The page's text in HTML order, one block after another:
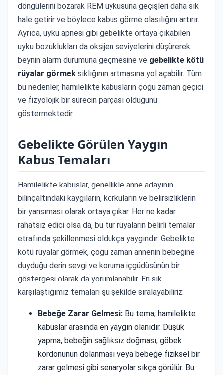
döngülerini bozarak REM uykusuna geçişleri daha sık
hale getirir ve böylece kabus görme olasılığını artırır.
Ayrıca, uyku apnesi gibi gebelikte ortaya çıkabilen
uyku bozuklukları da oksijen seviyelerini düşürerek
beynin alarm durumuna geçmesine ve gebelikte kötü
rüyalar görmek sıklığının artmasına yol açabilir. Tüm
bu nedenler, hamilelikte kabusların çoğu zaman geçici
ve fizyolojik bir sürecin parçası olduğunu
göstermektedir.
Gebelikte Görülen Yaygın
Kabus Temaları
Hamilelikte kabuslar, genellikle anne adayının
bilinçaltındaki kaygıların, korkuların ve belirsizliklerin
bir yansıması olarak ortaya çıkar. Her ne kadar
rahatsız edici olsa da, bu tür rüyaların belirli temalar
etrafında şekillenmesi oldukça yaygındır. Gebelikte
kötü rüyalar görmek, çoğu zaman annenin bebeğine
duyduğu derin sevgi ve koruma içgüdüsünün bir
göstergesi olarak da yorumlanabilir. En sık
karşılaştığımız temaları şu şekilde sıralayabiliriz:
Bebeğe Zarar Gelmesi: Bu tema, hamilelikte
kabuslar arasında en yaygın olanıdır. Düşük
yapma, bebeğin sağlıksız doğması, göbek
kordonunun dolanması veya bebeğe fiziksel bir
zarar gelmesi gibi senaryolar sıkça görülür. Bu